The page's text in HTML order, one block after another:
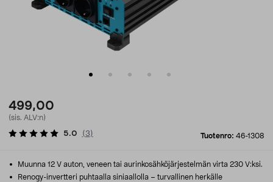
499,00
(sis. ALV:n)
Tuotenro: 46-1308
5.0 (3)
Muunna 12 V auton, veneen tai aurinkosähköjärjestelmän virta 230 V:ksi.
Renogy-invertteri puhtaalla siniaallolla – turvallinen herkälle